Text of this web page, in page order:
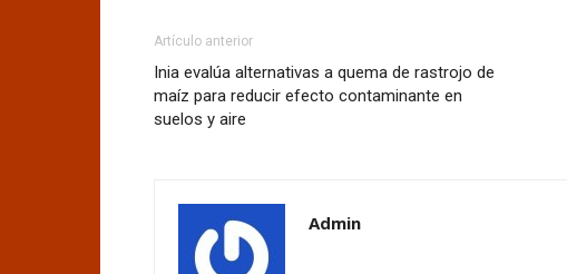
Artículo anterior
Inia evalúa alternativas a quema de rastrojo de
maíz para reducir efecto contaminante en
suelos y aire
Admin